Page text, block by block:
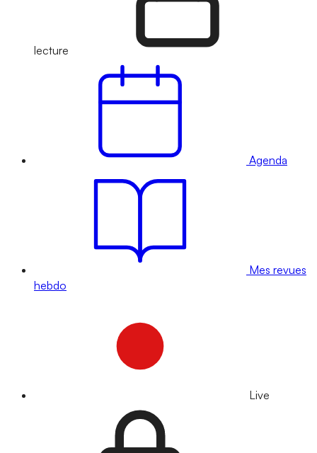
lecture
Agenda
Mes revues
hebdo
Live